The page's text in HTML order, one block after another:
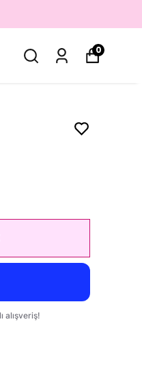
0